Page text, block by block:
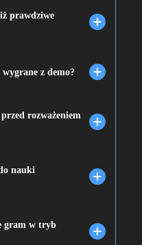
prawdziwe
wygrane z demo?
rozważeniem
nauki
gram w tryb